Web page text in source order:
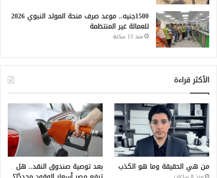
1500جنيه.. موعد صرف منحة المولد النبوي 2026
للعمالة غير المنتظمة
منذ 13 ساعة
الأكثر قراءة
من هي الحقيقة وما هو الكذب بعد توصية صندوق النقد.. هل